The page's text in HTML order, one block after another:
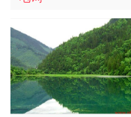
九寨沟飞机团报价